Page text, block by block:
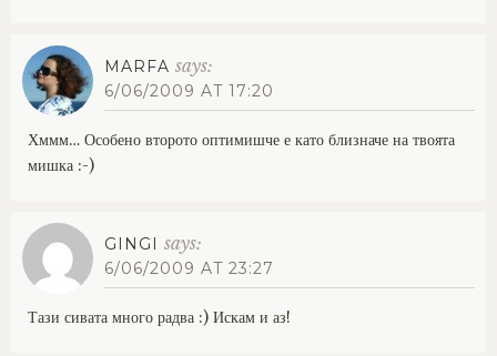
MARFA says:
6/06/2009 AT 17:20
Хммм… Особено второто оптимишче е като близначе на твоята
мишка :-)
GINGI says:
6/06/2009 AT 23:27
Тази сивата много радва :) Искам и аз!